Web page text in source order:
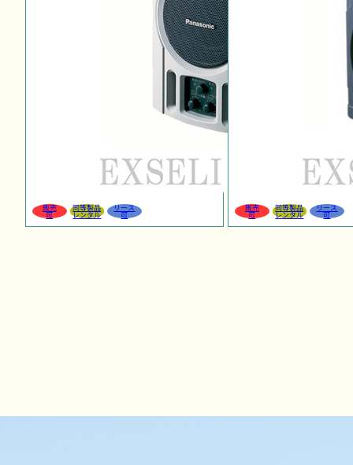
販売
可
同等製品
レンタル
リース
可
販売
可
同等製品
レンタル
リース
可